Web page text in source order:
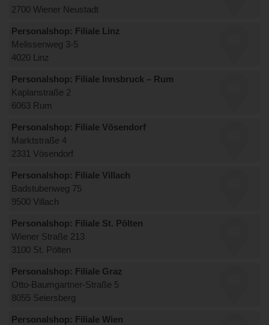
2700 Wiener Neustadt
Personalshop: Filiale Linz
Melissenweg 3-5
4020 Linz
Personalshop: Filiale Innsbruck – Rum
Kaplanstraße 2
6063 Rum
Personalshop: Filiale Vösendorf
Marktstraße 4
2331 Vösendorf
Personalshop: Filiale Villach
Badstubenweg 75
9500 Villach
Personalshop: Filiale St. Pölten
Wiener Straße 213
3100 St. Pölten
Personalshop: Filiale Graz
Otto-Baumgartner-Straße 5
8055 Seiersberg
Personalshop: Filiale Wien